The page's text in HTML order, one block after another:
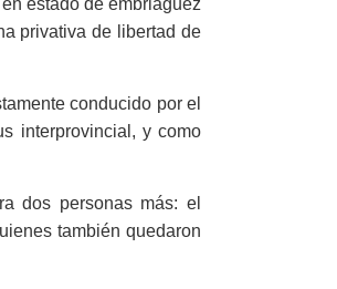
estado de embriaguez
privativa de libertad de
conducido por el
interprovincial, y como
dos personas más: el
también quedaron